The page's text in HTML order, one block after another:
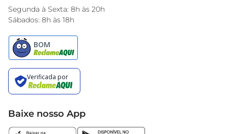
Encarte do Dia
Segunda à Sexta: 8h às 20h
Sábados: 8h às 18h
Baixe nosso App